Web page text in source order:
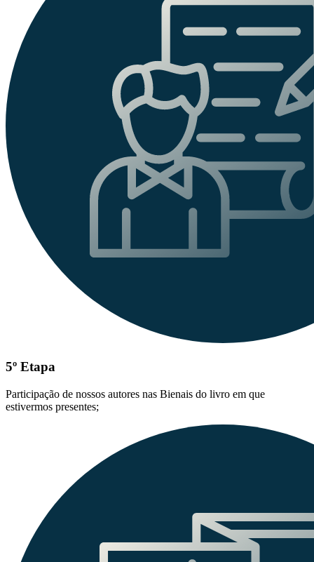
5º Etapa
Participação de nossos autores nas Bienais do livro em que
estivermos presentes;